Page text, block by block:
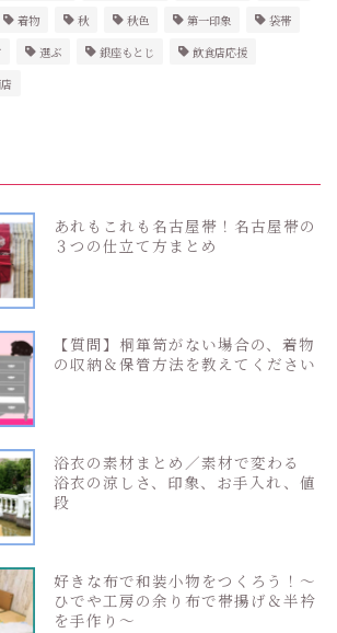
着物 秋 秋色 第一印象
袋帯
選ぶ 銀座もとじ
飲食店応援
あれもこれも名古屋帯！名古屋帯の
３つの仕立て方まとめ
【質問】桐箪笥がない場合の、着物
の収納＆保管方法を教えてください
浴衣の素材まとめ／素材で変わる
浴衣の涼しさ、印象、お手入れ、値
段
好きな布で和装小物をつくろう！〜
ひでや工房の余り布で帯揚げ＆半衿
を手作り〜